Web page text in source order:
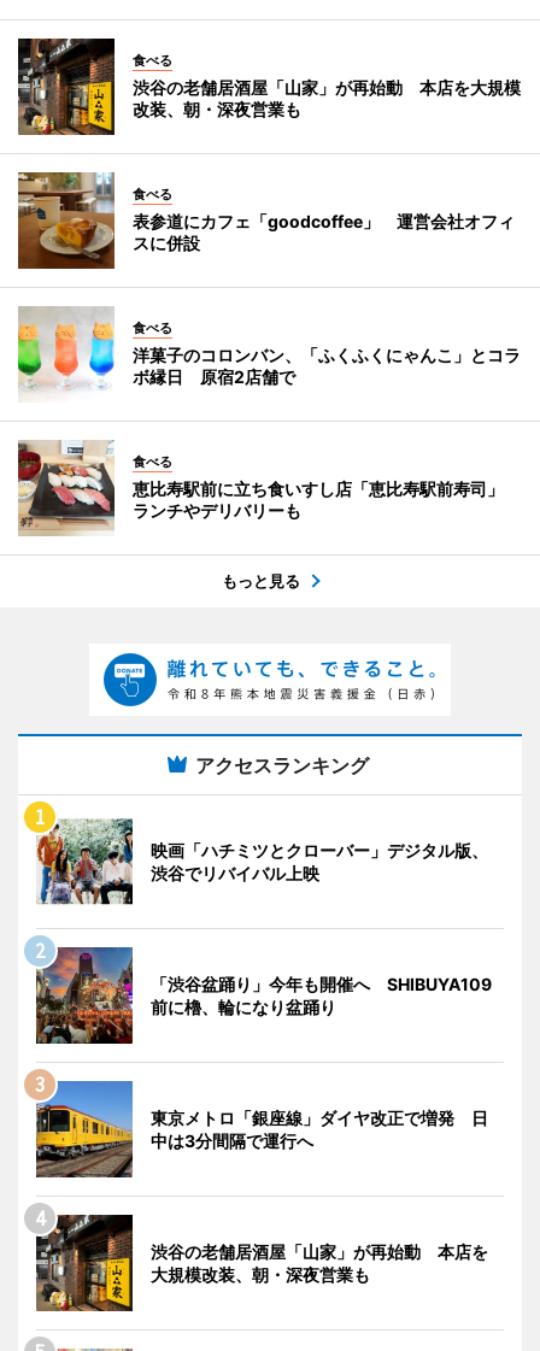
食べる
渋谷の老舗居酒屋「山家」が再始動 本店を大規模
改装、朝・深夜営業も
食べる
表参道にカフェ「goodcoffee」 運営会社オフィ
スに併設
食べる
洋菓子のコロンバン、「ふくふくにゃんこ」とコラ
ボ縁日 原宿2店舗で
食べる
恵比寿駅前に立ち食いすし店「恵比寿駅前寿司」
ランチやデリバリーも
もっと見る
アクセスランキング
映画「ハチミツとクローバー」デジタル版、
渋谷でリバイバル上映
「渋谷盆踊り」今年も開催へ SHIBUYA109
前に櫓、輪になり盆踊り
東京メトロ「銀座線」ダイヤ改正で増発 日
中は3分間隔で運行へ
渋谷の老舗居酒屋「山家」が再始動 本店を
大規模改装、朝・深夜営業も